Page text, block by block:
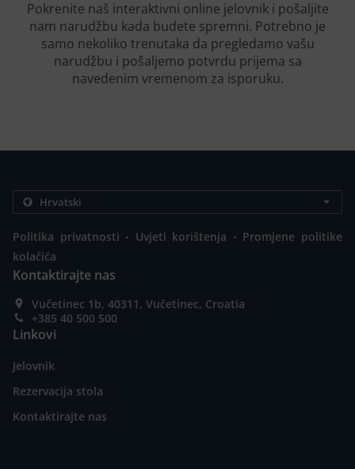
Pokrenite naš interaktivni online jelovnik i pošaljite
nam narudžbu kada budete spremni. Potrebno je
samo nekoliko trenutaka da pregledamo vašu
narudžbu i pošaljemo potvrdu prijema sa
navedenim vremenom za isporuku.
Politika privatnosti . Uvjeti korištenja . Promjene politike
kolačića
Kontaktirajte nas
Vučetinec 1b, 40311, Vučetinec, Croatia
+385 40 500 500
Linkovi
Jelovnik
Rezervacija stola
Kontaktirajte nas